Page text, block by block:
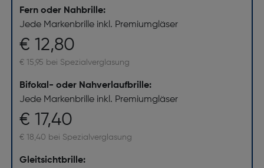
Fern oder Nahbrille:
Jede Markenbrille inkl. Premiumgläser
€ 12,80
€ 15,95 bei Spezialverglasung
Bifokal- oder Nahverlaufbrille:
Jede Markenbrille inkl. Premiumgläser
€ 17,40
€ 18,40 bei Spezialverglasung
Gleitsichtbrille: